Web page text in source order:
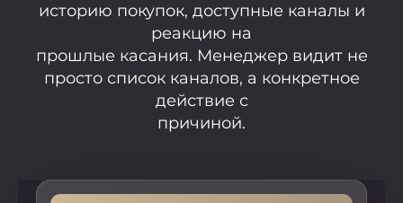
историю покупок, доступные каналы и
реакцию на
прошлые касания. Менеджер видит не
просто список каналов, а конкретное
действие с
причиной.